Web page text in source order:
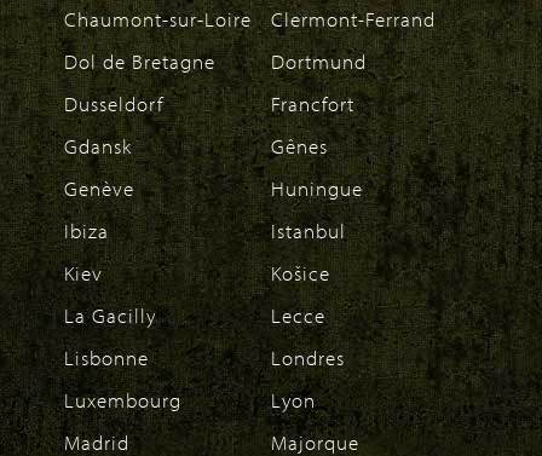
Chaumont-sur-Loire
Clermont-Ferrand
Dol de Bretagne
Dortmund
Dusseldorf
Francfort
Gdansk
Gênes
Genève
Huningue
Ibiza
Istanbul
Kiev
Košice
La Gacilly
Lecce
Lisbonne
Londres
Luxembourg
Lyon
Madrid
Majorque